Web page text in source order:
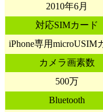
2010年6月
対応SIMカード
iPhone専用microUSIM
カメラ画素数
500万
Bluetooth